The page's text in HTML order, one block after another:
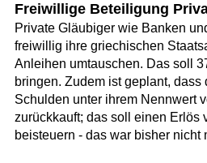
Freiwillige Beteiligung
Private Gläubiger wie Banken
freiwillig ihre griechischen
Anleihen umtauschen. Das soll
bringen. Zudem ist geplant,
Schulden unter ihrem Nennwert
zurückkauft; das soll einen Erlös
beisteuern - das war bisher nicht